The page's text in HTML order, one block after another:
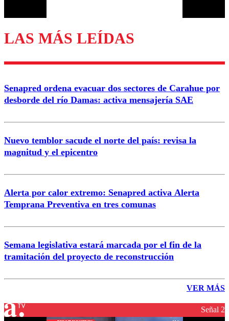
Enviar comentario
LAS MÁS LEÍDAS
Senapred ordena evacuar dos sectores de Carahue por
desborde del río Damas: activa mensajería SAE
Nuevo temblor sacude el norte del país: revisa la
magnitud y el epicentro
Alerta por calor extremo: Senapred activa Alerta
Temprana Preventiva en tres comunas
Semana legislativa estará marcada por el fin de la
tramitación del proyecto de reconstrucción
VER MÁS
Señal 2